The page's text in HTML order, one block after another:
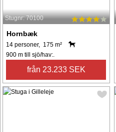
Stugnr: 70100
Hornbæk
14 personer, 175 m²
900 m till sjö/hav:.
från 23.233 SEK